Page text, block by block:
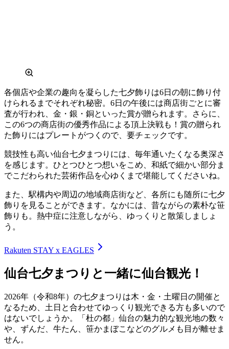
各個店や企業の趣向を凝らした七夕飾りは6日の朝に飾り付
けられるまでそれぞれ秘密。6日の午後には商店街ごとに審
査が行われ、金・銀・銅といった賞が贈られます。さらに、
この6つの商店街の優秀作品による頂上決戦も！賞の贈られ
た飾りにはプレートがつくので、要チェックです。
競技性も高い仙台七夕まつりには、毎年通いたくなる奥深さ
を感じます。ひとつひとつ想いをこめ、和紙で細かい部分ま
でこだわられた芸術作品を心ゆくまで堪能してくださいね。
また、駅構内や周辺の地域商店街など、各所にも随所に七夕
飾りを見ることができます。なかには、昔ながらの素朴な笹
飾りも。熱中症に注意しながら、ゆっくりと散策しましょ
う。
Rakuten STAY x EAGLES
仙台七夕まつりと一緒に仙台観光！
2026年（令和8年）の七夕まつりは木・金・土曜日の開催と
なるため、土日と合わせてゆっくり観光できる方も多いので
はないでしょうか。「杜の都」仙台の魅力的な観光地の数々
や、ずんだ、牛たん、笹かまぼこなどのグルメも目が離せま
せん。